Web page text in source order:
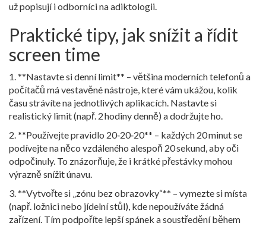
už popisují i odborníci na adiktologii.
Praktické tipy, jak snížit a řídit
screen time
1. **Nastavte si denní limit** – většina moderních telefonů a
počítačů má vestavěné nástroje, které vám ukážou, kolik
času strávíte na jednotlivých aplikacích. Nastavte si
realistický limit (např. 2 hodiny denně) a dodržujte ho.
2. **Používejte pravidlo 20‑20‑20** – každých 20 minut se
podívejte na něco vzdáleného alespoň 20 sekund, aby oči
odpočinuly. To znázorňuje, že i krátké přestávky mohou
výrazně snížit únavu.
3. **Vytvořte si „zónu bez obrazovky“** – vymezte si místa
(např. ložnici nebo jídelní stůl), kde nepoužíváte žádná
zařízení. Tím podpoříte lepší spánek a soustředění během